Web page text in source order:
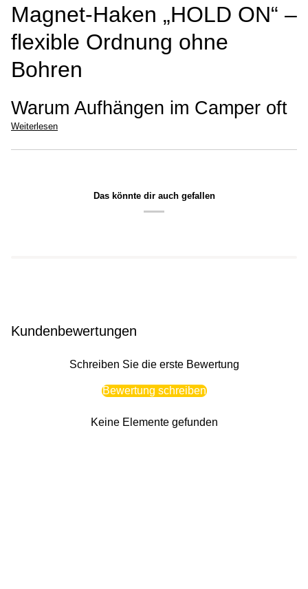
Magnet-Haken „HOLD ON“ –
flexible Ordnung ohne
Bohren
Warum Aufhängen im Camper oft
Weiterlesen
Das könnte dir auch gefallen
Kundenbewertungen
Schreiben Sie die erste Bewertung
Bewertung schreiben
Keine Elemente gefunden